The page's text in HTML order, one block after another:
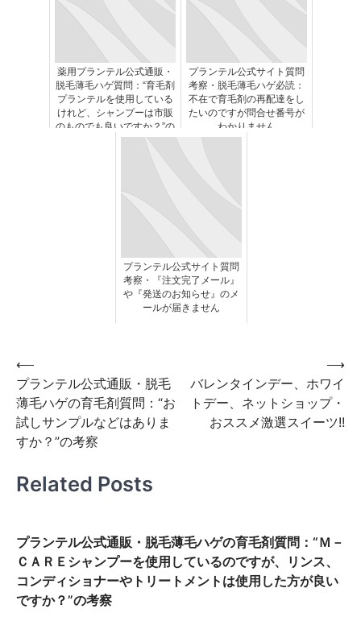
薬用プランテル公式通販・
脱毛薄毛ハゲ質問：“育毛剤
プランテルを使用している
けれど、シャンプーは市販
のものでも良いですか？”の
考察
プランテル公式サイト質問
考察・脱毛薄毛ハゲ必読：
不在で育毛剤の再配達をし
たいのですが問合せ番号が
わかりません
プランテル公式サイト質問
考察・『注文完了メール』
や『発送のお知らせ』のメ
ールが届きません
投
稿
ナ
ビ
ー
ョ
ン
⟵
プランテル公式通販・脱毛
薄毛ハゲの育毛剤質問：“お
試しサンプルなどはありま
すか？”の考察
バレンタインデー、ホワイ
トデー、ネットショップ・
おススメ激選スイーツ!!
⟶
Related Posts
プランテル公式通販・脱毛薄毛ハゲの育毛剤質問：“Ｍ－
ＣＡＲＥシャンプーを使用しているのですが、リンス、
コンディショナーやトリートメントは使用した方が良い
ですか？”の考察